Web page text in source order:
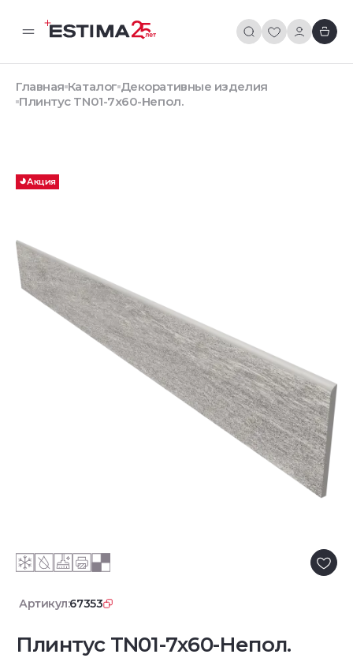
Главная Каталог Декоративные изделия
Плинтус TN01-7x60-Непол.
Акция
Артикул:67353
Плинтус TN01-7x60-Непол.